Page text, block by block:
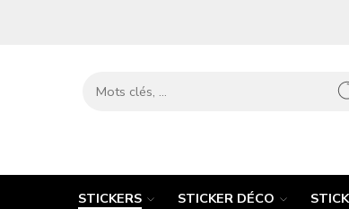
STICKERS STICKER DÉCO